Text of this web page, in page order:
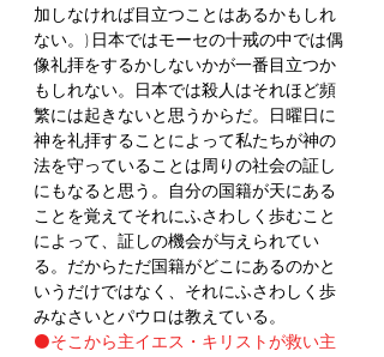
加しなければ目立つことはあるかもしれ
ない。) 日本ではモーセの十戒の中では偶
像礼拝をするかしないかが一番目立つか
もしれない。日本では殺人はそれほど頻
繁には起きないと思うからだ。日曜日に
神を礼拝することによって私たちが神の
法を守っていることは周りの社会の証し
にもなると思う。自分の国籍が天にある
ことを覚えてそれにふさわしく歩むこと
によって、証しの機会が与えられてい
る。だからただ国籍がどこにあるのかと
いうだけではなく、それにふさわしく歩
みなさいとパウロは教えている。
⚫️そこから主イエス・キリストが救い主